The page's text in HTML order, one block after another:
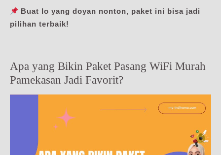
Buat lo yang doyan nonton, paket ini bisa jadi
pilihan terbaik!
Apa yang Bikin Paket Pasang WiFi Murah
Pamekasan Jadi Favorit?